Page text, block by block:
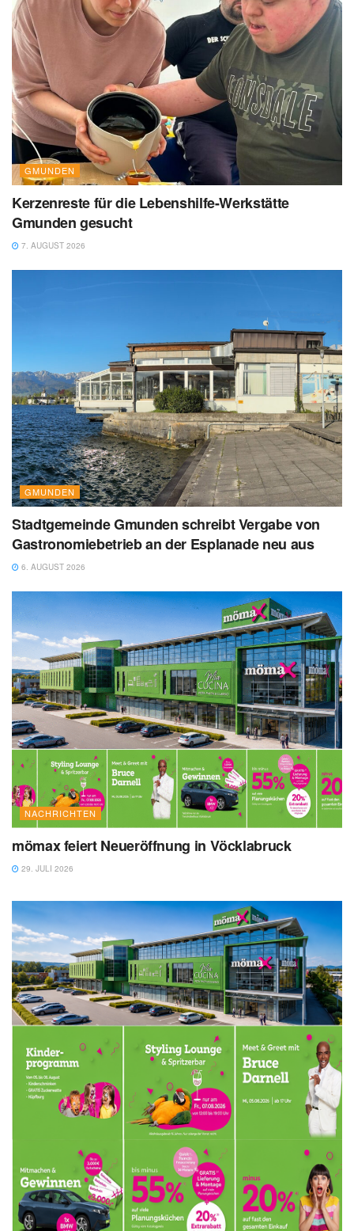
GMUNDEN
Kerzenreste für die Lebenshilfe-Werkstätte
Gmunden gesucht
7. AUGUST 2026
GMUNDEN
Stadtgemeinde Gmunden schreibt Vergabe von
Gastronomiebetrieb an der Esplanade neu aus
6. AUGUST 2026
NACHRICHTEN
mömax feiert Neueröffnung in Vöcklabruck
29. JULI 2026